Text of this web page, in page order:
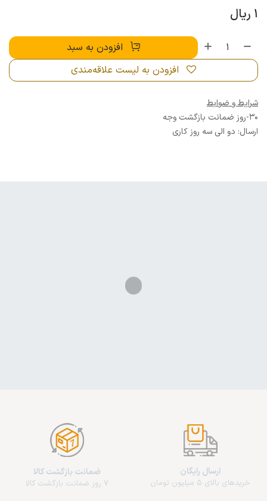
1 ریال
افزودن به سبد
افزودن به لیست علاقه‌مندی
شرایط و ضوابط
30-روز ضمانت بازگشت وجه
ارسال: دو الی سه روز کاری
ارسال رایگان
خریدهای بالای 5 میلیون تومان
ضمانت بازگشت کالا
7 روز ضمانت بازگشت کالا